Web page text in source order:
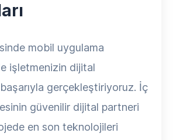
mobil uygulama
işletmenizin dijital
gerçekleştiriyoruz. İç
güvenilir dijital partneri
en son teknolojileri